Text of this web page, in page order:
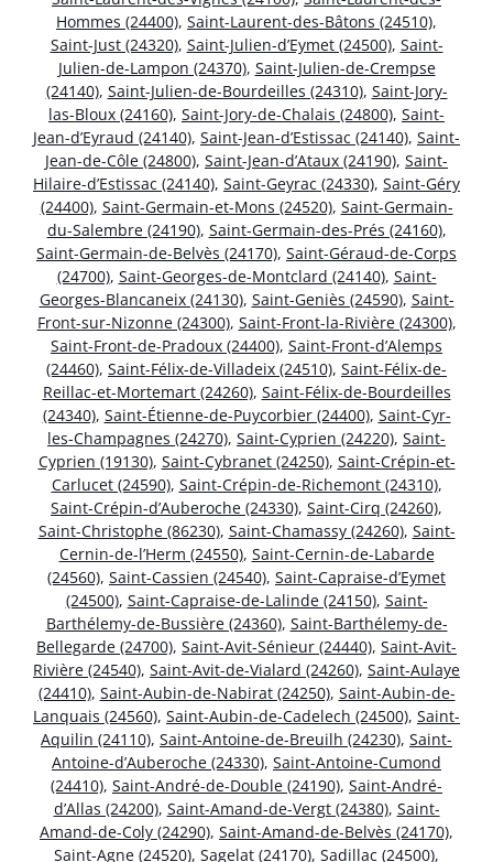
Hommes (24400), Saint-Laurent-des-Bâtons (24510),
Saint-Just (24320), Saint-Julien-d’Eymet (24500), Saint-
Julien-de-Lampon (24370), Saint-Julien-de-Crempse
(24140), Saint-Julien-de-Bourdeilles (24310), Saint-Jory-
las-Bloux (24160), Saint-Jory-de-Chalais (24800), Saint-
Jean-d’Eyraud (24140), Saint-Jean-d’Estissac (24140), Saint-
Jean-de-Côle (24800), Saint-Jean-d’Ataux (24190), Saint-
Hilaire-d’Estissac (24140), Saint-Geyrac (24330), Saint-Géry
(24400), Saint-Germain-et-Mons (24520), Saint-Germain-
du-Salembre (24190), Saint-Germain-des-Prés (24160),
Saint-Germain-de-Belvès (24170), Saint-Géraud-de-Corps
(24700), Saint-Georges-de-Montclard (24140), Saint-
Georges-Blancaneix (24130), Saint-Geniès (24590), Saint-
Front-sur-Nizonne (24300), Saint-Front-la-Rivière (24300),
Saint-Front-de-Pradoux (24400), Saint-Front-d’Alemps
(24460), Saint-Félix-de-Villadeix (24510), Saint-Félix-de-
Reillac-et-Mortemart (24260), Saint-Félix-de-Bourdeilles
(24340), Saint-Étienne-de-Puycorbier (24400), Saint-Cyr-
les-Champagnes (24270), Saint-Cyprien (24220), Saint-
Cyprien (19130), Saint-Cybranet (24250), Saint-Crépin-et-
Carlucet (24590), Saint-Crépin-de-Richemont (24310),
Saint-Crépin-d’Auberoche (24330), Saint-Cirq (24260),
Saint-Christophe (86230), Saint-Chamassy (24260), Saint-
Cernin-de-l’Herm (24550), Saint-Cernin-de-Labarde
(24560), Saint-Cassien (24540), Saint-Capraise-d’Eymet
(24500), Saint-Capraise-de-Lalinde (24150), Saint-
Barthélemy-de-Bussière (24360), Saint-Barthélemy-de-
Bellegarde (24700), Saint-Avit-Sénieur (24440), Saint-Avit-
Rivière (24540), Saint-Avit-de-Vialard (24260), Saint-Aulaye
(24410), Saint-Aubin-de-Nabirat (24250), Saint-Aubin-de-
Lanquais (24560), Saint-Aubin-de-Cadelech (24500), Saint-
Aquilin (24110), Saint-Antoine-de-Breuilh (24230), Saint-
Antoine-d’Auberoche (24330), Saint-Antoine-Cumond
(24410), Saint-André-de-Double (24190), Saint-André-
d’Allas (24200), Saint-Amand-de-Vergt (24380), Saint-
Amand-de-Coly (24290), Saint-Amand-de-Belvès (24170),
Saint-Agne (24520), Sagelat (24170), Sadillac (24500),